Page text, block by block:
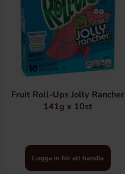
Fruit Roll-Ups Jolly Rancher
141g x 10st
Logga in för att handla